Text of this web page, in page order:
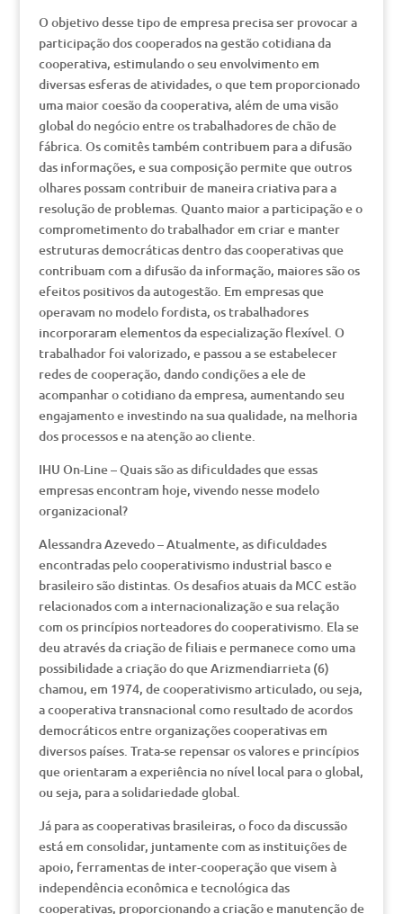
O objetivo desse tipo de empresa precisa ser provocar a
participação dos cooperados na gestão cotidiana da
cooperativa, estimulando o seu envolvimento em
diversas esferas de atividades, o que tem proporcionado
uma maior coesão da cooperativa, além de uma visão
global do negócio entre os trabalhadores de chão de
fábrica. Os comitês também contribuem para a difusão
das informações, e sua composição permite que outros
olhares possam contribuir de maneira criativa para a
resolução de problemas. Quanto maior a participação e o
comprometimento do trabalhador em criar e manter
estruturas democráticas dentro das cooperativas que
contribuam com a difusão da informação, maiores são os
efeitos positivos da autogestão. Em empresas que
operavam no modelo fordista, os trabalhadores
incorporaram elementos da especialização flexível. O
trabalhador foi valorizado, e passou a se estabelecer
redes de cooperação, dando condições a ele de
acompanhar o cotidiano da empresa, aumentando seu
engajamento e investindo na sua qualidade, na melhoria
dos processos e na atenção ao cliente.
IHU On-Line – Quais são as dificuldades que essas
empresas encontram hoje, vivendo nesse modelo
organizacional?
Alessandra Azevedo – Atualmente, as dificuldades
encontradas pelo cooperativismo industrial basco e
brasileiro são distintas. Os desafios atuais da MCC estão
relacionados com a internacionalização e sua relação
com os princípios norteadores do cooperativismo. Ela se
deu através da criação de filiais e permanece como uma
possibilidade a criação do que Arizmendiarrieta (6)
chamou, em 1974, de cooperativismo articulado, ou seja,
a cooperativa transnacional como resultado de acordos
democráticos entre organizações cooperativas em
diversos países. Trata-se repensar os valores e princípios
que orientaram a experiência no nível local para o global,
ou seja, para a solidariedade global.
Já para as cooperativas brasileiras, o foco da discussão
está em consolidar, juntamente com as instituições de
apoio, ferramentas de inter-cooperação que visem à
independência econômica e tecnológica das
cooperativas, proporcionando a criação e manutenção de